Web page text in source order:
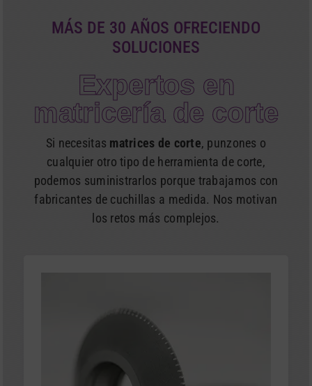
MÁS DE 30 AÑOS OFRECIENDO
SOLUCIONES
Expertos en
matricería de corte
Si necesitas matrices de corte, punzones o
cualquier otro tipo de herramienta de corte,
podemos suministrarlos porque trabajamos con
fabricantes de cuchillas a medida. Nos motivan
los retos más complejos.